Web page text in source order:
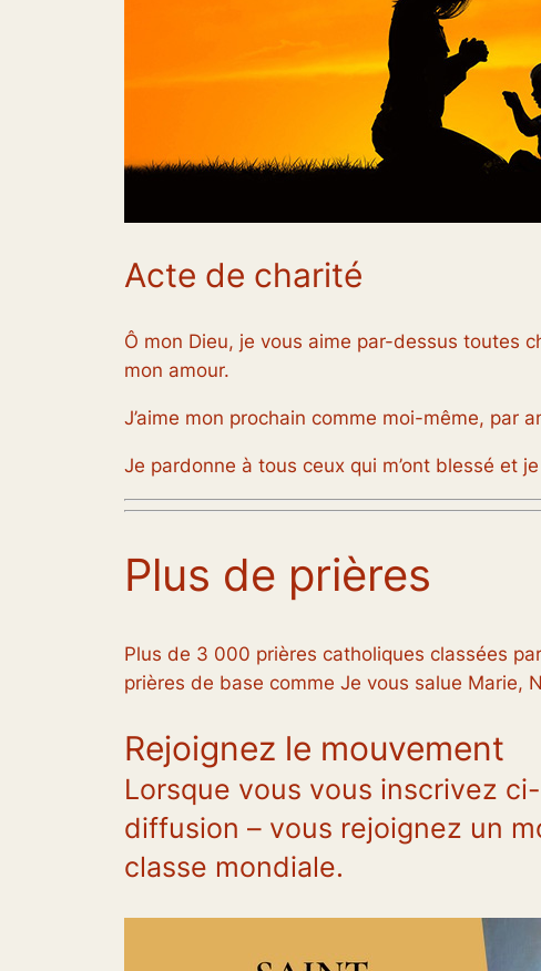
Acte de charité
Ô mon Dieu, je vous aime par-dessus toutes
mon amour.
J’aime mon prochain comme moi-même, par
Je pardonne à tous ceux qui m’ont blessé et
Plus de prières
Plus de 3 000 prières catholiques classées
prières de base comme Je vous salue Marie,
Rejoignez le mouvement
Lorsque vous vous inscrivez
diffusion – vous rejoignez un
classe mondiale.